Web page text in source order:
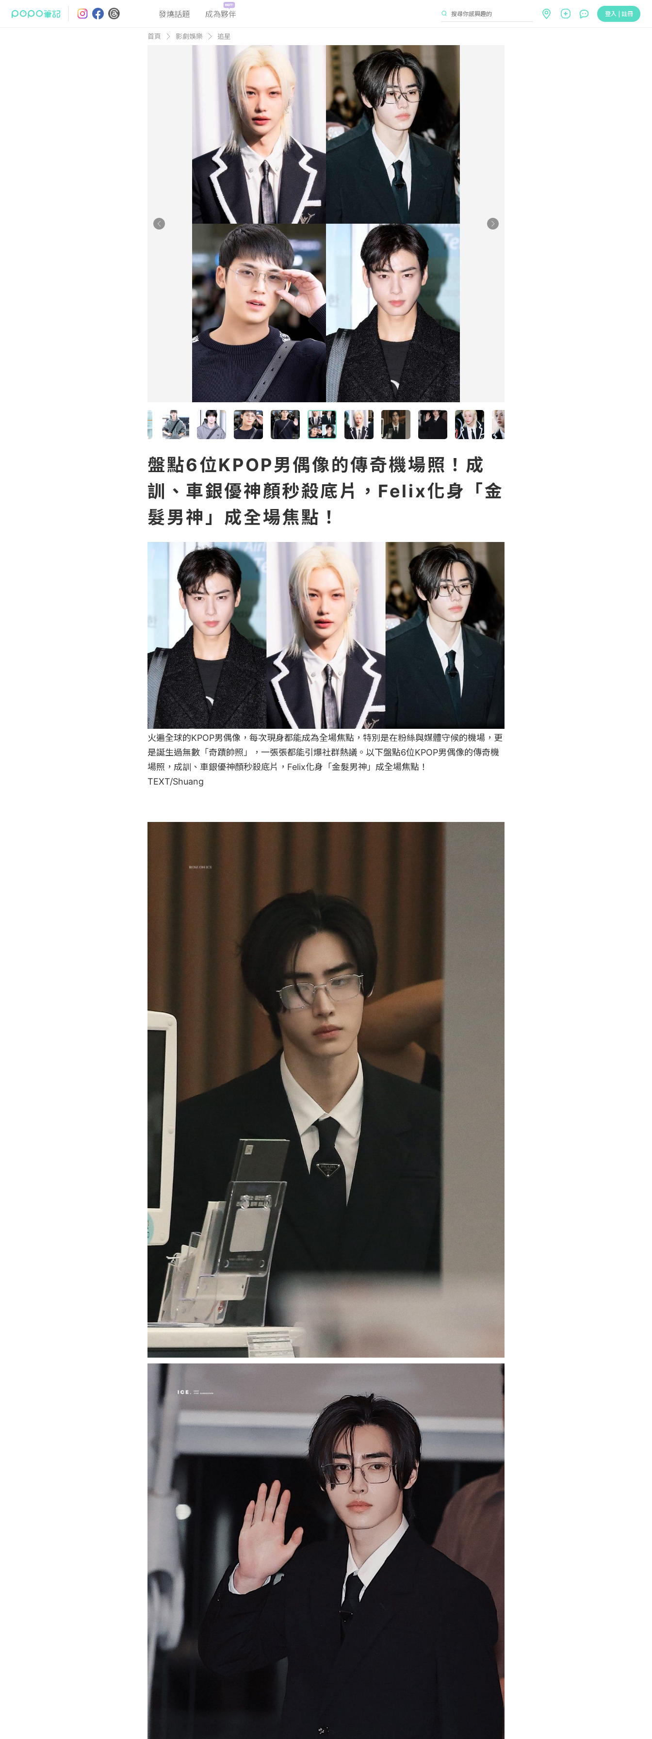
發燒話題 成為夥伴 登入 | 註冊
首頁 影劇娛樂 追星
盤點6位KPOP男偶像的傳奇機場照！成
訓、車銀優神顏秒殺底片，Felix化身「金
髮男神」成全場焦點！
火遍全球的KPOP男偶像，每次現身都能成為全場焦點，特別是在粉絲與媒體守候的機場，更
是誕生過無數「奇蹟帥照」，一張張都能引爆社群熱議。以下盤點6位KPOP男偶像的傳奇機
場照，成訓、車銀優神顏秒殺底片，Felix化身「金髮男神」成全場焦點！
TEXT/Shuang